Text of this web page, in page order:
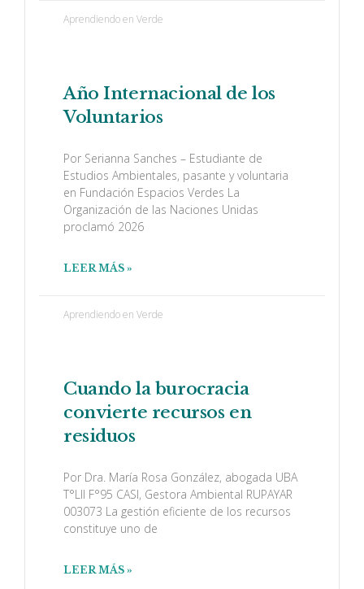
Aprendiendo en Verde
Año Internacional de los
Voluntarios
Por Serianna Sanches – Estudiante de
Estudios Ambientales, pasante y voluntaria
en Fundación Espacios Verdes La
Organización de las Naciones Unidas
proclamó 2026
LEER MÁS »
Aprendiendo en Verde
Cuando la burocracia
convierte recursos en
residuos
Por Dra. María Rosa González, abogada UBA
T°LII F°95 CASI, Gestora Ambiental RUPAYAR
003073 La gestión eficiente de los recursos
constituye uno de
LEER MÁS »